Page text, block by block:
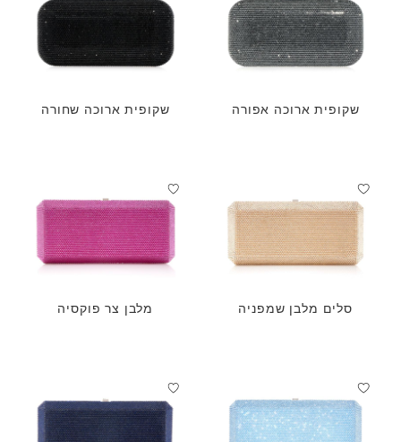
שקופית ארוכה אפורה שקופית ארוכה שחורה
סלים מלבן שמפניה מלבן צר פוקסיה